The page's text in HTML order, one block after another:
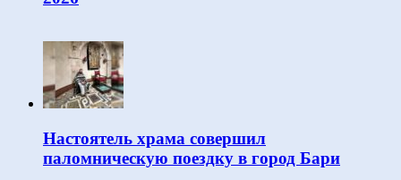
Настоятель храма совершил
паломническую поездку в город Бари